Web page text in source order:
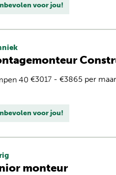
voor jou!
40 €3017 - €3865 per
voor jou!
monteur